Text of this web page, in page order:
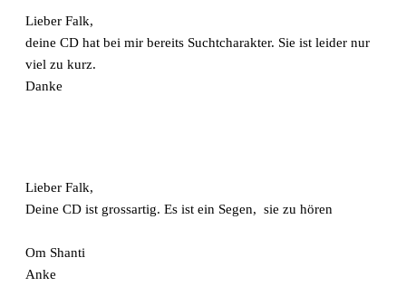
Lieber Falk,
deine CD hat bei mir bereits Suchtcharakter. Sie ist leider nur
viel zu kurz.
Danke
Lieber Falk,
Deine CD ist grossartig. Es ist ein Segen, sie zu hören
Om Shanti
Anke